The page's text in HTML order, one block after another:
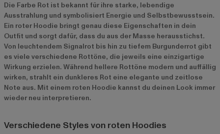
Die Farbe Rot ist bekannt für ihre starke, lebendige
Ausstrahlung und symbolisiert Energie und Selbstbewusstsein.
Ein roter Hoodie bringt genau diese Eigenschaften in dein
Outfit und sorgt dafür, dass du aus der Masse herausstichst.
Von leuchtendem Signalrot bis hin zu tiefem Burgunderrot gibt
es viele verschiedene Rottöne, die jeweils eine einzigartige
Wirkung erzielen. Während hellere Rottöne modern und auffällig
wirken, strahlt ein dunkleres Rot eine elegante und zeitlose
Note aus. Mit einem roten Hoodie kannst du deinen Look immer
wieder neu interpretieren.
Verschiedene Styles von roten Hoodies